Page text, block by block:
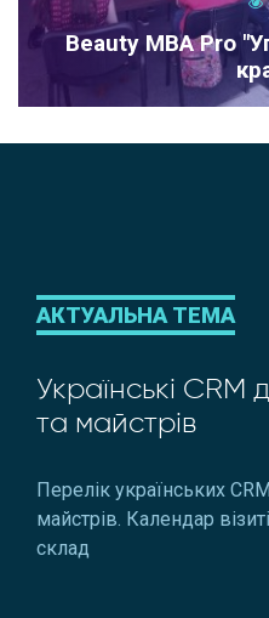
Beauty MBA Pro
АКТУАЛЬНА ТЕМА
Українські CRM
та майстрів
Перелік українських
майстрів. Календар
склад